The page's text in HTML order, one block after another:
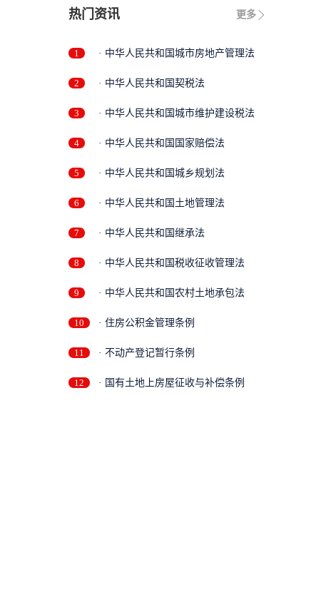
更多
热门资讯
1 · 中华人民共和国城市房地产管理法
2 · 中华人民共和国契税法
3 · 中华人民共和国城市维护建设税法
4 · 中华人民共和国国家赔偿法
5 · 中华人民共和国城乡规划法
6 · 中华人民共和国土地管理法
7 · 中华人民共和国继承法
8 · 中华人民共和国税收征收管理法
9 · 中华人民共和国农村土地承包法
10 · 住房公积金管理条例
11 · 不动产登记暂行条例
12 · 国有土地上房屋征收与补偿条例